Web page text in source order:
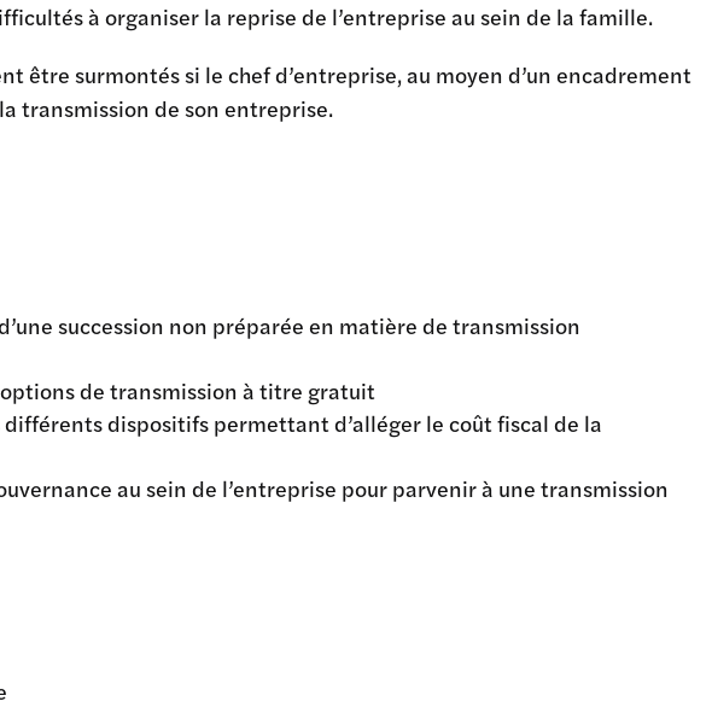
à organiser la reprise de l’entreprise au sein de la famille.
être surmontés si le chef d’entreprise, au moyen d’un encadrement
transmission de son entreprise.
succession non préparée en matière de transmission
de transmission à titre gratuit
différents dispositifs permettant d’alléger le coût fiscal de la
au sein de l’entreprise pour parvenir à une transmission